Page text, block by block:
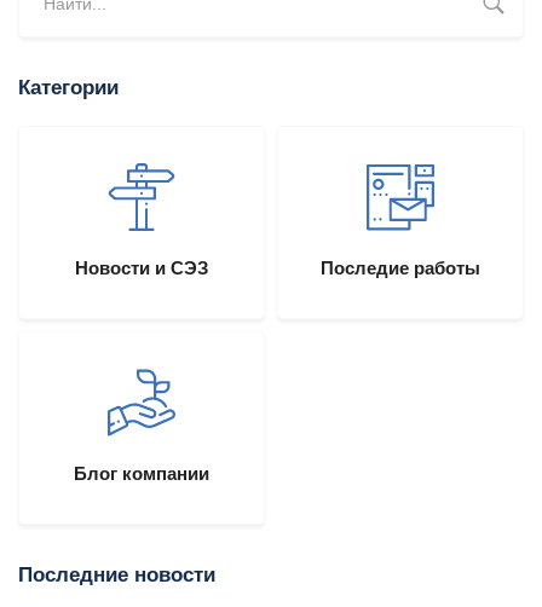
Категории
Новости и СЭЗ Последие работы
Блог компании
Последние новости